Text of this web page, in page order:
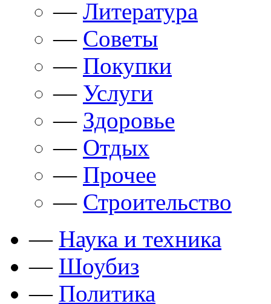
— Литература
— Советы
— Покупки
— Услуги
— Здоровье
— Отдых
— Прочее
— Строительство
— Наука и техника
— Шоубиз
— Политика